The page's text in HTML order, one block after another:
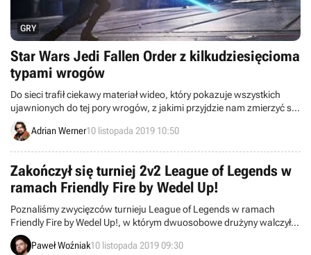
GRY
Star Wars Jedi Fallen Order z kilkudziesięcioma
typami wrogów
Do sieci trafił ciekawy materiał wideo, który pokazuje wszystkich
ujawnionych do tej pory wrogów, z jakimi przyjdzie nam zmierzyć się
w grze Star Wars Jedi: Fallen Order.
Adrian Werner10 listopada 2019 10:50
Zakończył się turniej 2v2 League of Legends w
ramach Friendly Fire by Wedel Up!
Poznaliśmy zwycięzców turnieju League of Legends w ramach
Friendly Fire by Wedel Up!, w którym dwuosobowe drużyny walczyły
o nagrody pieniężne, zestawy słodkości od marki E.Wedel oraz
paczki RP. Każdy z uczestników otrzymał również punkty w rankingu
Paweł Woźniak10 listopada 2019 09:30